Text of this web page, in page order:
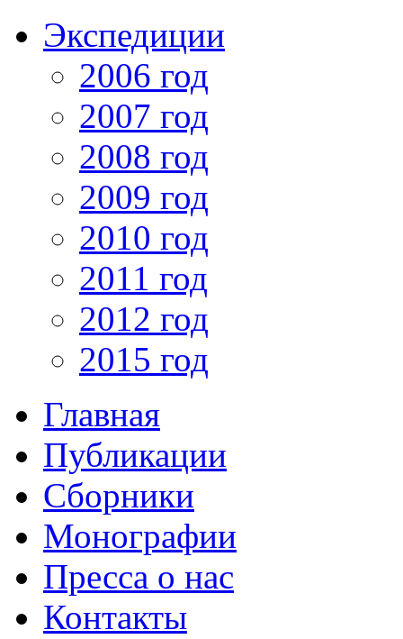
Экспедиции
2006 год
2007 год
2008 год
2009 год
2010 год
2011 год
2012 год
2015 год
Главная
Публикации
Сборники
Монографии
Пресса о нас
Контакты